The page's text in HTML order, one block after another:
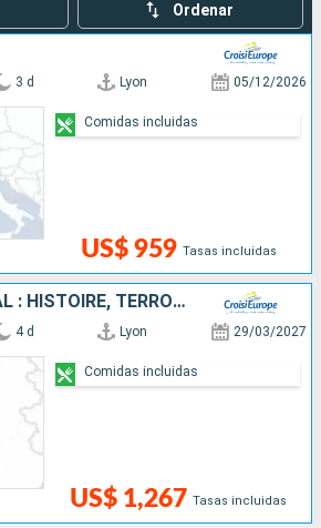
Ordenar
3 d Lyon 05/12/2026
US$ 959 Tasas incluidas
Comidas incluidas
CROISIÈRE FESTIVAL : HISTOIRE, TERROIR ET TRADITIONS SUR LE RHÔNE
4 d Lyon 29/03/2027
US$ 1,267 Tasas incluidas
Comidas incluidas